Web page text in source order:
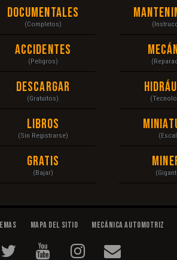
Documentales
(Completos)
Accidentes
(Peligros)
Descargar
(Gratuitos)
Libros
(Sin Registrarse)
Gratis
(Bajar)
Mapa del Sitio Mecánica Automotriz